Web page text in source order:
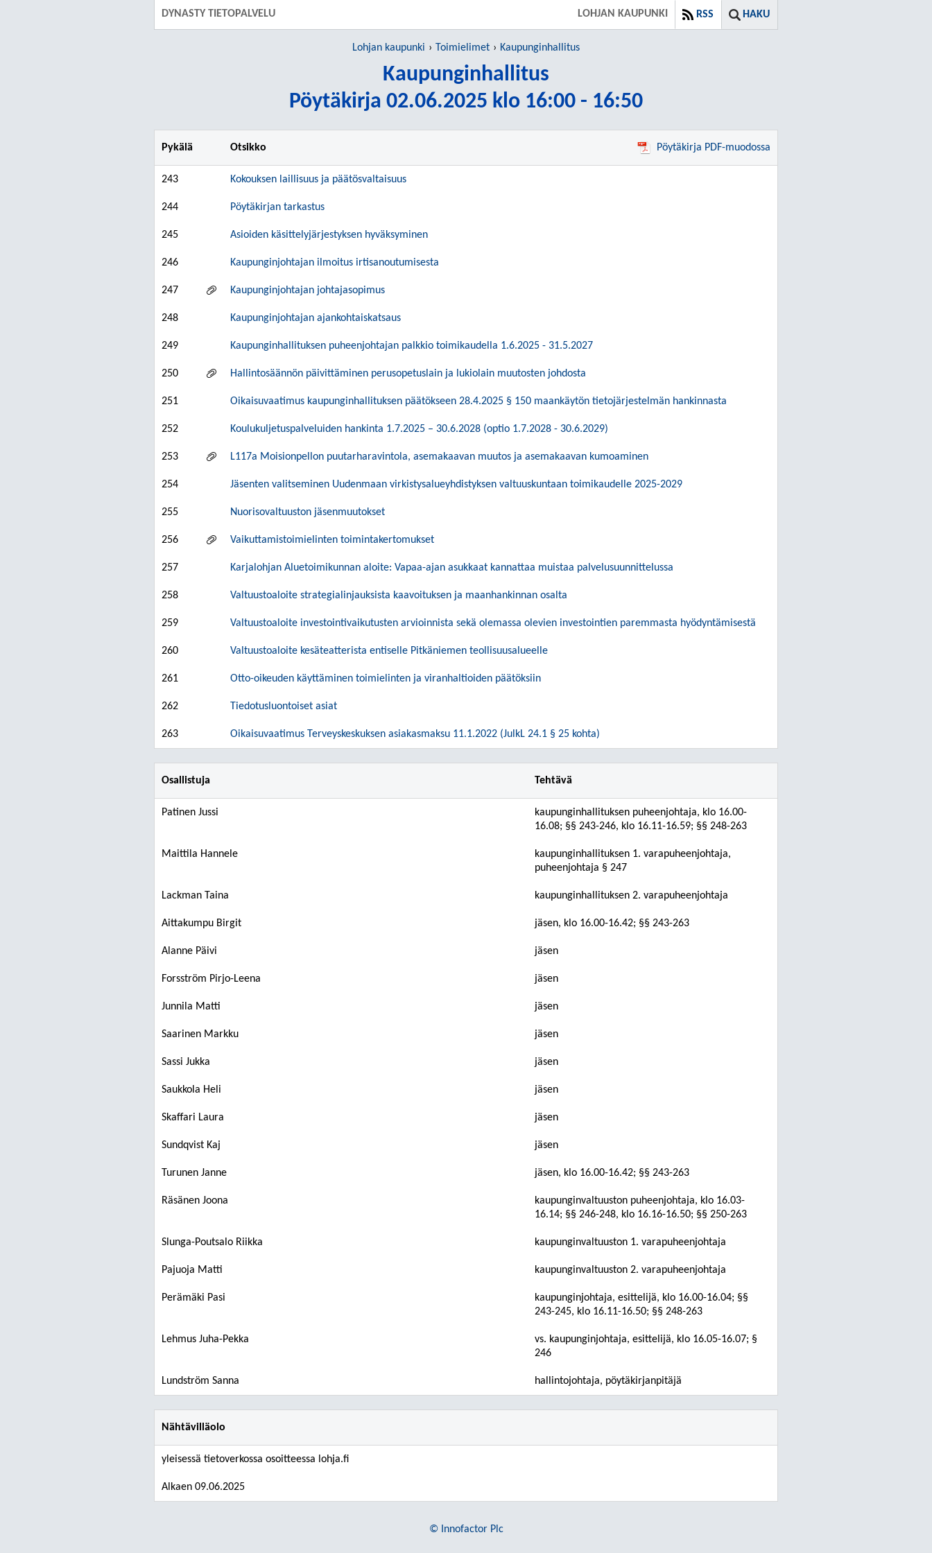
DYNASTY TIETOPALVELU HAKU
RSS
LOHJAN KAUPUNKI
Lohjan kaupunki Toimielimet Kaupunginhallitus
Kaupunginhallitus
Pöytäkirja 02.06.2025 klo 16:00 - 16:50
Pykälä Otsikko Pöytäkirja PDF-muodossa
243 Kokouksen laillisuus ja päätösvaltaisuus
244 Pöytäkirjan tarkastus
245 Asioiden käsittelyjärjestyksen hyväksyminen
246 Kaupunginjohtajan ilmoitus irtisanoutumisesta
247 Kaupunginjohtajan johtajasopimus
248 Kaupunginjohtajan ajankohtaiskatsaus
249 Kaupunginhallituksen puheenjohtajan palkkio toimikaudella 1.6.2025 - 31.5.2027
250 Hallintosäännön päivittäminen perusopetuslain ja lukiolain muutosten johdosta
251 Oikaisuvaatimus kaupunginhallituksen päätökseen 28.4.2025 § 150 maankäytön tietojärjestelmän hankinnasta
252 Koulukuljetuspalveluiden hankinta 1.7.2025 – 30.6.2028 (optio 1.7.2028 - 30.6.2029)
253 L117a Moisionpellon puutarharavintola, asemakaavan muutos ja asemakaavan kumoaminen
254 Jäsenten valitseminen Uudenmaan virkistysalueyhdistyksen valtuuskuntaan toimikaudelle 2025-2029
255 Nuorisovaltuuston jäsenmuutokset
256 Vaikuttamistoimielinten toimintakertomukset
257 Karjalohjan Aluetoimikunnan aloite: Vapaa-ajan asukkaat kannattaa muistaa palvelusuunnittelussa
258 Valtuustoaloite strategialinjauksista kaavoituksen ja maanhankinnan osalta
259 Valtuustoaloite investointivaikutusten arvioinnista sekä olemassa olevien investointien paremmasta hyödyntämisestä
260 Valtuustoaloite kesäteatterista entiselle Pitkäniemen teollisuusalueelle
261 Otto-oikeuden käyttäminen toimielinten ja viranhaltioiden päätöksiin
262 Tiedotusluontoiset asiat
263 Oikaisuvaatimus Terveyskeskuksen asiakasmaksu 11.1.2022 (JulkL 24.1 § 25 kohta)
Osallistuja Tehtävä
Patinen Jussi
kaupunginhallituksen puheenjohtaja, klo 16.00-
16.08; §§ 243-246, klo 16.11-16.59; §§ 248-263
Maittila Hannele
kaupunginhallituksen 1. varapuheenjohtaja,
puheenjohtaja § 247
Lackman Taina kaupunginhallituksen 2. varapuheenjohtaja
Aittakumpu Birgit jäsen, klo 16.00-16.42; §§ 243-263
Alanne Päivi jäsen
Forsström Pirjo-Leena jäsen
Junnila Matti jäsen
Saarinen Markku jäsen
Sassi Jukka jäsen
Saukkola Heli jäsen
Skaffari Laura jäsen
Sundqvist Kaj jäsen
Turunen Janne jäsen, klo 16.00-16.42; §§ 243-263
Räsänen Joona
kaupunginvaltuuston puheenjohtaja, klo 16.03-
16.14; §§ 246-248, klo 16.16-16.50; §§ 250-263
Slunga-Poutsalo Riikka kaupunginvaltuuston 1. varapuheenjohtaja
Pajuoja Matti kaupunginvaltuuston 2. varapuheenjohtaja
Perämäki Pasi
kaupunginjohtaja, esittelijä, klo 16.00-16.04; §§
243-245, klo 16.11-16.50; §§ 248-263
Lehmus Juha-Pekka
vs. kaupunginjohtaja, esittelijä, klo 16.05-16.07; §
246
Lundström Sanna hallintojohtaja, pöytäkirjanpitäjä
Nähtävilläolo
yleisessä tietoverkossa osoitteessa lohja.fi
Alkaen 09.06.2025
© Innofactor Plc